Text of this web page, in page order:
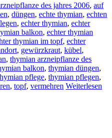
des jahres 2006, auf
, düngen, echte thymian, echten
, echter thymian, echter
balkon, echter thymian
thymian im topf, echter
, gewürzkraut, kübel,
, thymian arzneipflanze des
balkon, thymian düngen,
pflege, thymian pflegen,
, topf, vermehren Weiterlesen